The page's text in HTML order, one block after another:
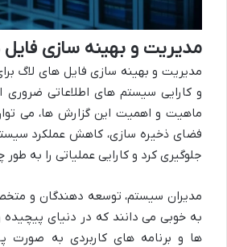
مدیریت و بهینه سازی
مدیریت و بهینه سازی فایل های لاگ
و کارایی سیستم های اطلاعاتی
ماهیت و اهمیت این گزارش ها، می
فضای ذخیره سازی، کاهش عملکرد
جلوگیری کرد و کارایی عملیاتی را به
مدیران سیستم، توسعه دهندگان و
به خوبی می دانند که در دنیای پیچیده
ها و برنامه های کاربردی به صورت